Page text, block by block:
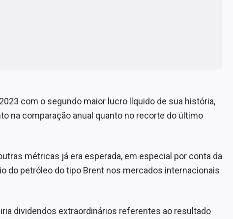
com o segundo maior lucro líquido de sua história,
na comparação anual quanto no recorte do último
métricas já era esperada, em especial por conta da
do petróleo do tipo Brent nos mercados internacionais
dividendos extraordinários referentes ao resultado